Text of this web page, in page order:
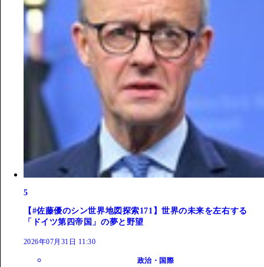
5
【#佐藤優のシン世界地図探索171】世界の未来を左右する
「ドイツ第四帝国」の夢と野望
2026年07月31日 11:30
政治・国際